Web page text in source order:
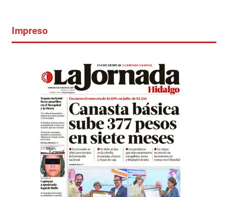
Impreso